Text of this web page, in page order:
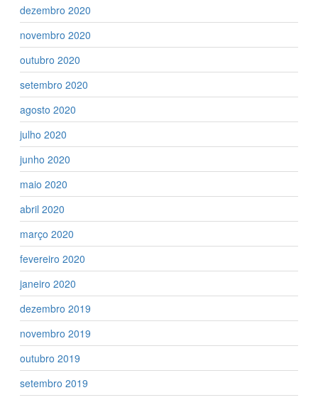
dezembro 2020
novembro 2020
outubro 2020
setembro 2020
agosto 2020
julho 2020
junho 2020
maio 2020
abril 2020
março 2020
fevereiro 2020
janeiro 2020
dezembro 2019
novembro 2019
outubro 2019
setembro 2019